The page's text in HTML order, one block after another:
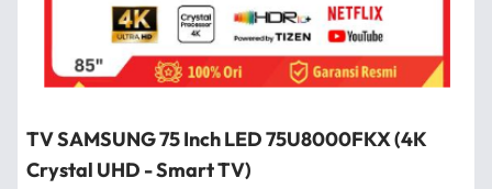
TV SAMSUNG 75 Inch LED 75U8000FKX (4K
Crystal UHD - Smart TV)